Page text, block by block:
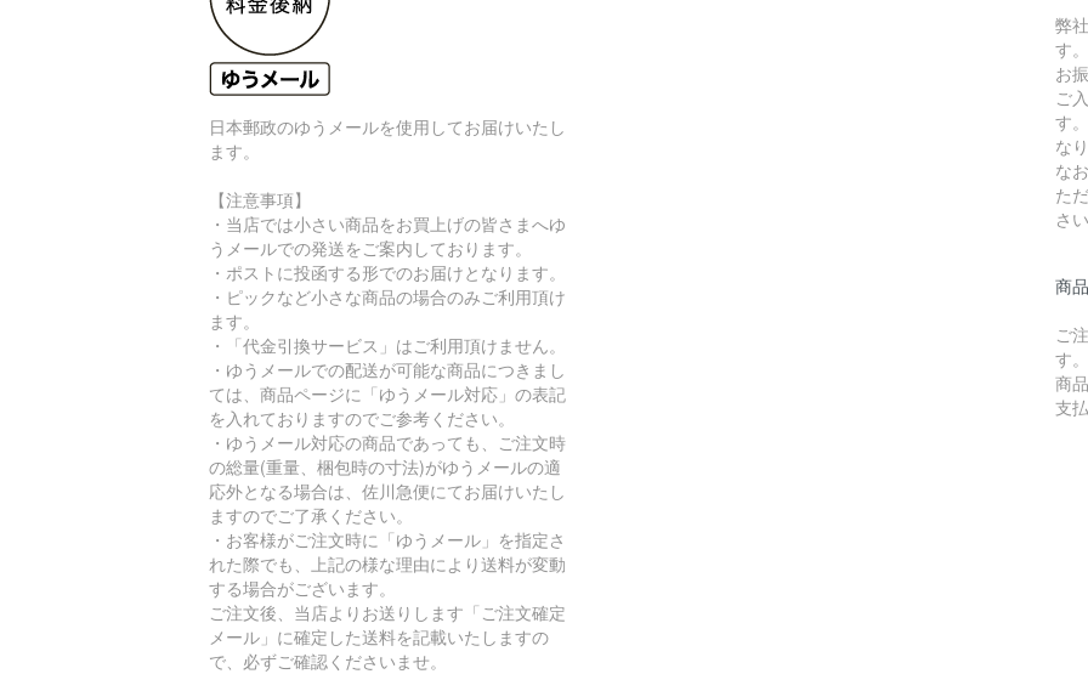
日本郵政のゆうメールを使用してお届けいたし
ます。
【注意事項】
・当店では小さい商品をお買上げの皆さまへゆ
うメールでの発送をご案内しております。
・ポストに投函する形でのお届けとなります。
・ピックなど小さな商品の場合のみご利用頂け
ます。
・「代金引換サービス」はご利用頂けません。
・ゆうメールでの配送が可能な商品につきまし
ては、商品ページに「ゆうメール対応」の表記
を入れておりますのでご参考ください。
・ゆうメール対応の商品であっても、ご注文時
の総量(重量、梱包時の寸法)がゆうメールの適
応外となる場合は、佐川急便にてお届けいたし
ますのでご了承ください。
・お客様がご注文時に「ゆうメール」を指定さ
れた際でも、上記の様な理由により送料が変動
する場合がございます。
ご注文後、当店よりお送りします「ご注文確定
メール」に確定した送料を記載いたしますの
で、必ずご確認くださいませ。
弊
す。
お
ご
す
な
な
た
さ
商
ご
す。
商
支